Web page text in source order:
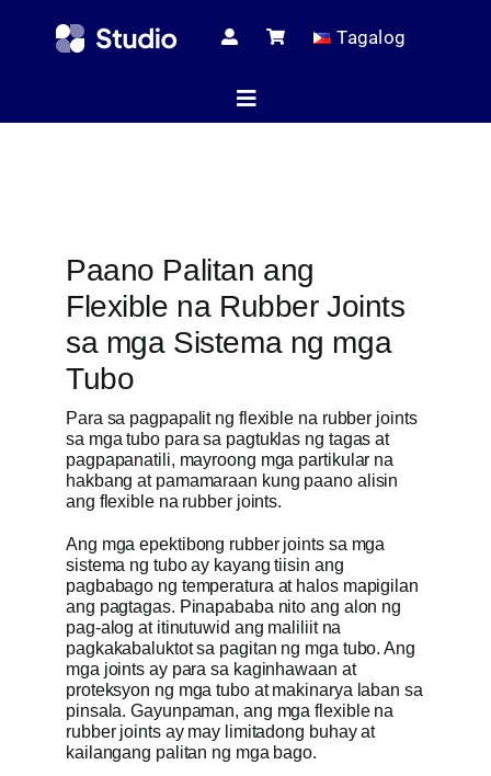
Tagalog
Toggle
Lahat ng
Kumuha ng
Paano Palitan ang
Flexible na Rubber Joints
sa mga Sistema ng mga
Tubo
Para sa pagpapalit ng flexible na rubber joints
sa mga tubo para sa pagtuklas ng tagas at
pagpapanatili, mayroong mga partikular na
hakbang at pamamaraan kung paano alisin
ang flexible na rubber joints.
Ang mga epektibong rubber joints sa mga
sistema ng tubo ay kayang tiisin ang
pagbabago ng temperatura at halos mapigilan
ang pagtagas. Pinapababa nito ang alon ng
pag-alog at itinutuwid ang maliliit na
pagkakabaluktot sa pagitan ng mga tubo. Ang
mga joints ay para sa kaginhawaan at
proteksyon ng mga tubo at makinarya laban sa
pinsala. Gayunpaman, ang mga flexible na
rubber joints ay may limitadong buhay at
kailangang palitan ng mga bago.